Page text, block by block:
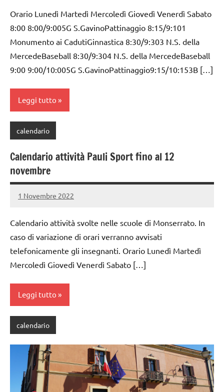
Orario Lunedì Martedì Mercoledì Giovedì Venerdì Sabato
8:00 8:00/9:005G S.GavinoPattinaggio 8:15/9:101
Monumento ai CadutiGinnastica 8:30/9:303 N.S. della
MercedeBaseball 8:30/9:304 N.S. della MercedeBaseball
9:00 9:00/10:005G S.GavinoPattinaggio9:15/10:153B […]
Leggi tutto
calendario
Calendario attività Pauli Sport fino al 12
novembre
1 Novembre 2022
PauliSport
Nessun
Calendario attività svolte nelle scuole di Monserrato. In
caso di variazione di orari verranno avvisati
telefonicamente gli insegnanti. Orario Lunedì Martedì
Mercoledì Giovedì Venerdì Sabato […]
Leggi tutto
calendario